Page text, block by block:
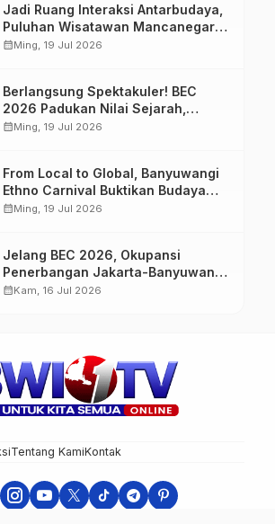
Jadi Ruang Interaksi Antarbudaya,
Puluhan Wisatawan Mancanegara
Meriahkan BEC 2026
calendar_monthMing, 19 Jul 2026
Berlangsung Spektakuler! BEC
2026 Padukan Nilai Sejarah,
Budaya, dan Fashion Berkelas
calendar_monthMing, 19 Jul 2026
From Local to Global, Banyuwangi
Ethno Carnival Buktikan Budaya
Lokal Mampu Mendunia
calendar_monthMing, 19 Jul 2026
Jelang BEC 2026, Okupansi
Penerbangan Jakarta-Banyuwangi
Tembus 90 Persen
calendar_monthKam, 16 Jul 2026
Tentang KamiKontak